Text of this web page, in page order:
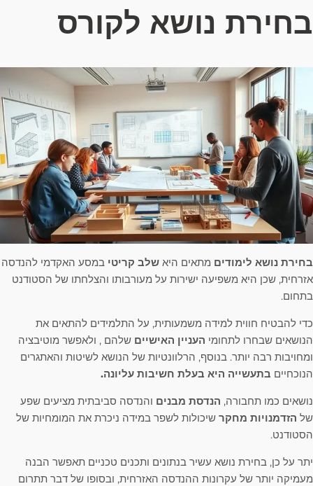
בחירת נושא לקורס
בחירת נושא לימודים מתאים היא שלב קריטי במסע האקדמי להנדסה
אזרחית, שכן היא משפיעה ישירות על מעורבותו והצלחתו של הסטודנט
בתחום.
כדי להבטיח חווית למידה משמעותית, על התלמידים להתאים את
הנושאים שבחרו לתחומי העניין האישיים שלהם , ולאפשר מוטיבציה
ומחויבות רבה יותר. בנוסף, הרלוונטיות של הנושא לשיטות והאתגרים
הנוכחיים בתעשייה היא בעלת חשיבות עליונה.
נושאים כמו תחבורה, הנדסת מבנים והנדסה סביבתית מציעים שפע
של הזדמנויות מחקר שיכולות לשפר במידה ניכרת את המומחיות של
הסטודנט.
יתר על כן, בחירת נושא עשיר בנתונים ותכנים טכניים תאפשר הבנה
מעמיקה יותר של עקרונות ההנדסה האזרחית, ובסופו של דבר תתרום